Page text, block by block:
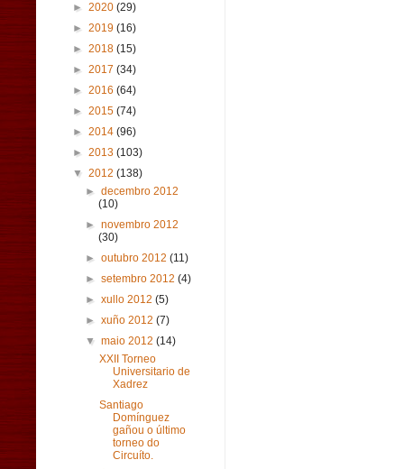
► 2020 (29)
► 2019 (16)
► 2018 (15)
► 2017 (34)
► 2016 (64)
► 2015 (74)
► 2014 (96)
► 2013 (103)
▼ 2012 (138)
►decembro 2012
(10)
►novembro 2012
(30)
►outubro 2012(11)
►setembro 2012(4)
►xullo 2012(5)
►xuño 2012(7)
▼maio 2012(14)
XXII Torneo
Universitario de
Xadrez
Santiago
Domínguez
gañou o último
torneo do
Circuíto.